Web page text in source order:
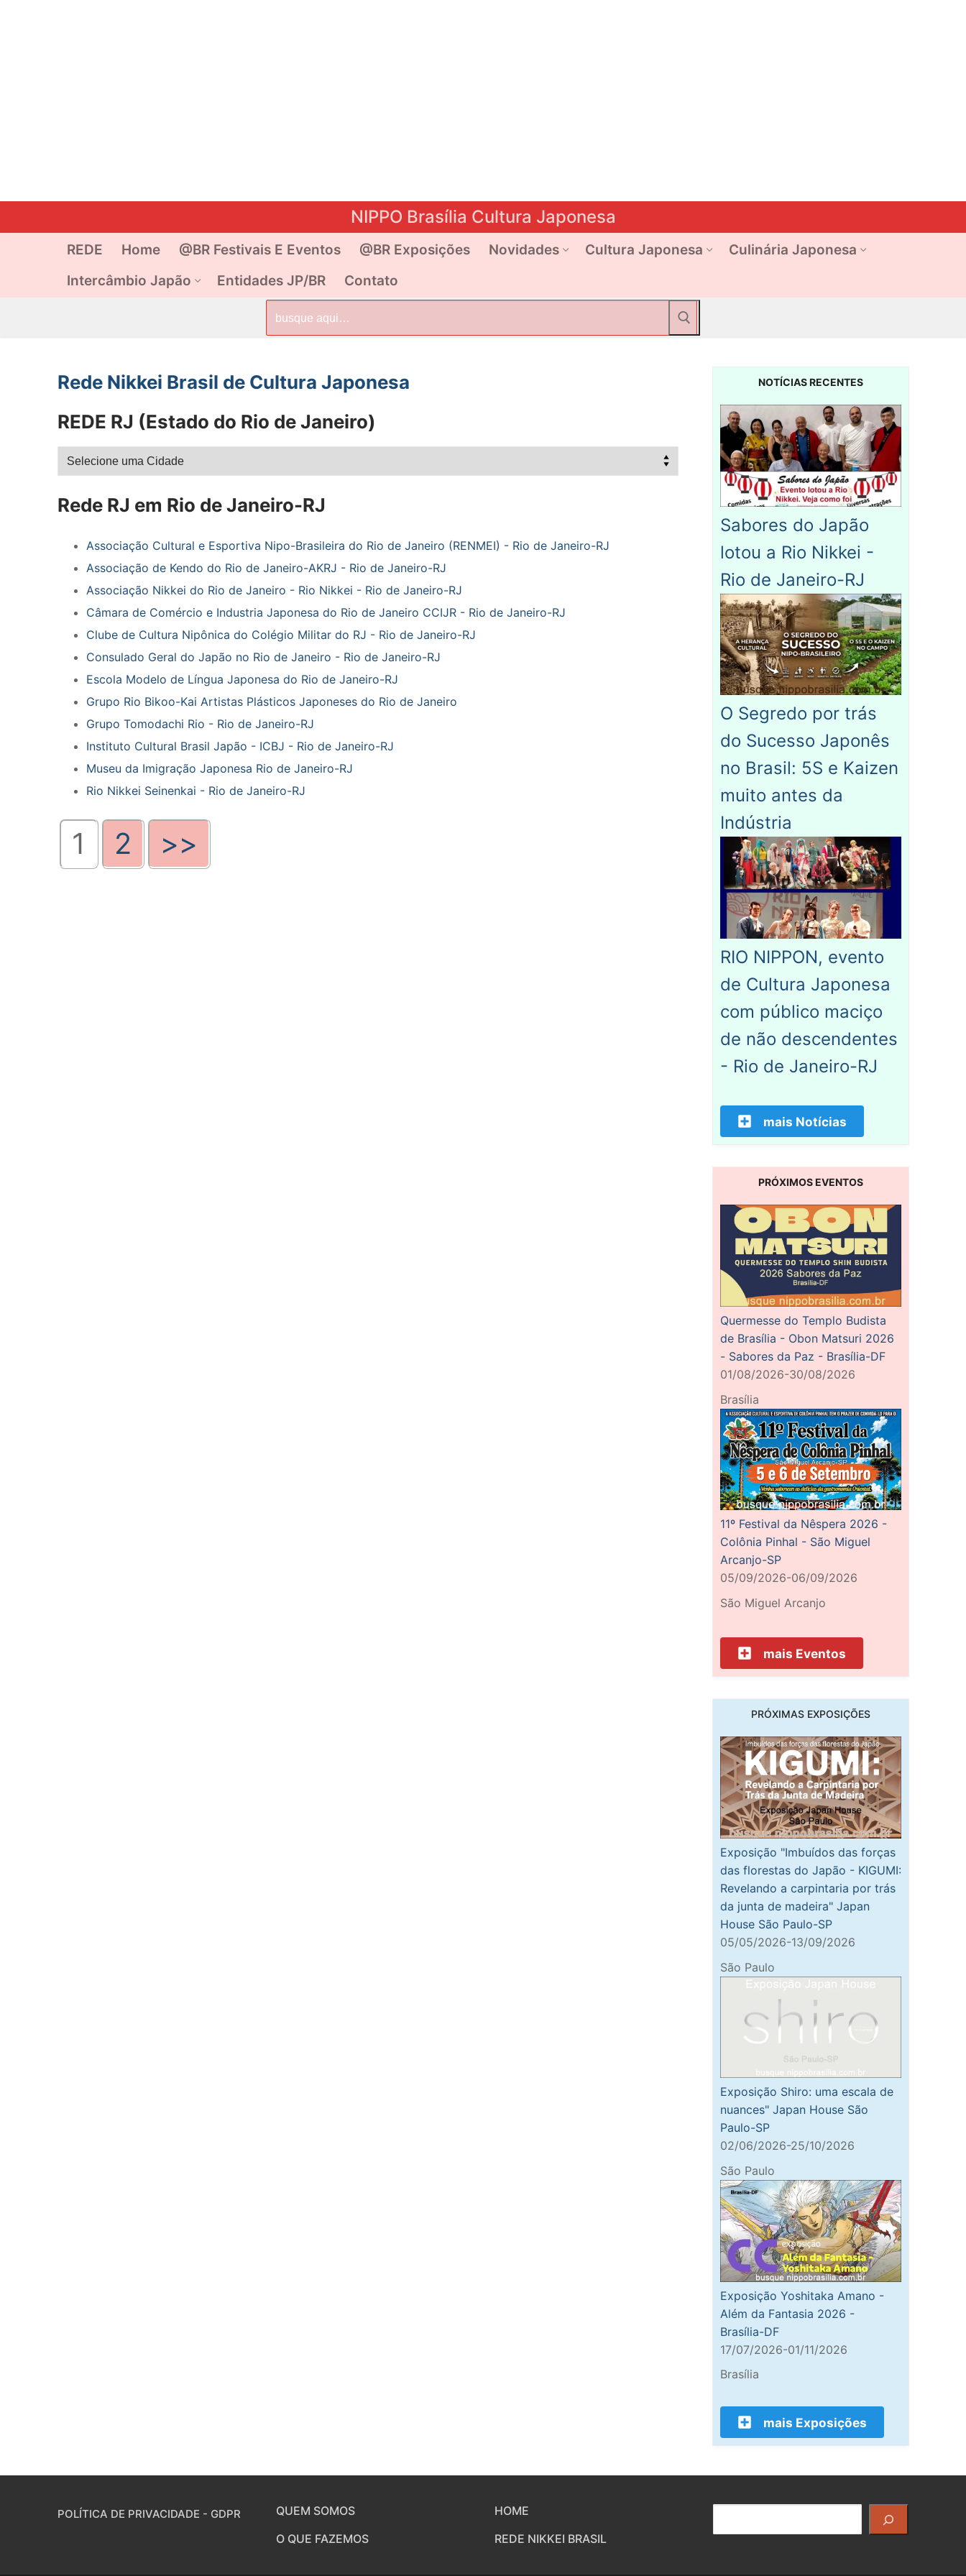
NIPPO Brasília Cultura Japonesa
REDE Home @BR Festivais E Eventos @BR Exposições Novidades Cultura Japonesa
Culinária Japonesa
Intercâmbio Japão
Entidades JP/BR Contato
por:
Rede Nikkei Brasil de Cultura Japonesa
REDE RJ (Estado do Rio de Janeiro)
Rede RJ em Rio de Janeiro-RJ
Associação Cultural e Esportiva Nipo-Brasileira do Rio de Janeiro (RENMEI) - Rio de Janeiro-RJ
Associação de Kendo do Rio de Janeiro-AKRJ - Rio de Janeiro-RJ
Associação Nikkei do Rio de Janeiro - Rio Nikkei - Rio de Janeiro-RJ
Câmara de Comércio e Industria Japonesa do Rio de Janeiro CCIJR - Rio de Janeiro-RJ
Clube de Cultura Nipônica do Colégio Militar do RJ - Rio de Janeiro-RJ
Consulado Geral do Japão no Rio de Janeiro - Rio de Janeiro-RJ
Escola Modelo de Língua Japonesa do Rio de Janeiro-RJ
Grupo Rio Bikoo-Kai Artistas Plásticos Japoneses do Rio de Janeiro
Grupo Tomodachi Rio - Rio de Janeiro-RJ
Instituto Cultural Brasil Japão - ICBJ - Rio de Janeiro-RJ
Museu da Imigração Japonesa Rio de Janeiro-RJ
Rio Nikkei Seinenkai - Rio de Janeiro-RJ
1 2 >>
NOTÍCIAS RECENTES
Sabores do Japão
lotou a Rio Nikkei -
Rio de Janeiro-RJ
O Segredo por trás
do Sucesso Japonês
no Brasil: 5S e Kaizen
muito antes da
Indústria
RIO NIPPON, evento
de Cultura Japonesa
com público maciço
de não descendentes
- Rio de Janeiro-RJ
mais Notícias
PRÓXIMOS EVENTOS
Quermesse do Templo Budista
de Brasília - Obon Matsuri 2026
- Sabores da Paz - Brasília-DF
01/08/2026-30/08/2026
Brasília
11º Festival da Nêspera 2026 -
Colônia Pinhal - São Miguel
Arcanjo-SP
05/09/2026-06/09/2026
São Miguel Arcanjo
mais Eventos
PRÓXIMAS EXPOSIÇÕES
Exposição "Imbuídos das forças
das florestas do Japão - KIGUMI:
Revelando a carpintaria por trás
da junta de madeira" Japan
House São Paulo-SP
05/05/2026-13/09/2026
São Paulo
Exposição Shiro: uma escala de
nuances" Japan House São
Paulo-SP
02/06/2026-25/10/2026
São Paulo
Exposição Yoshitaka Amano -
Além da Fantasia 2026 -
Brasília-DF
17/07/2026-01/11/2026
Brasília
mais Exposições
POLÍTICA DE PRIVACIDADE - GDPR
QUEM SOMOS
O QUE FAZEMOS
HOME
REDE NIKKEI BRASIL